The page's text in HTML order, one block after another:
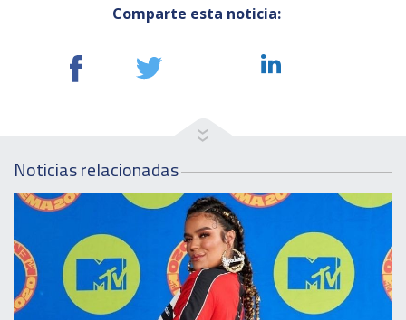
Comparte esta noticia:
Noticias relacionadas